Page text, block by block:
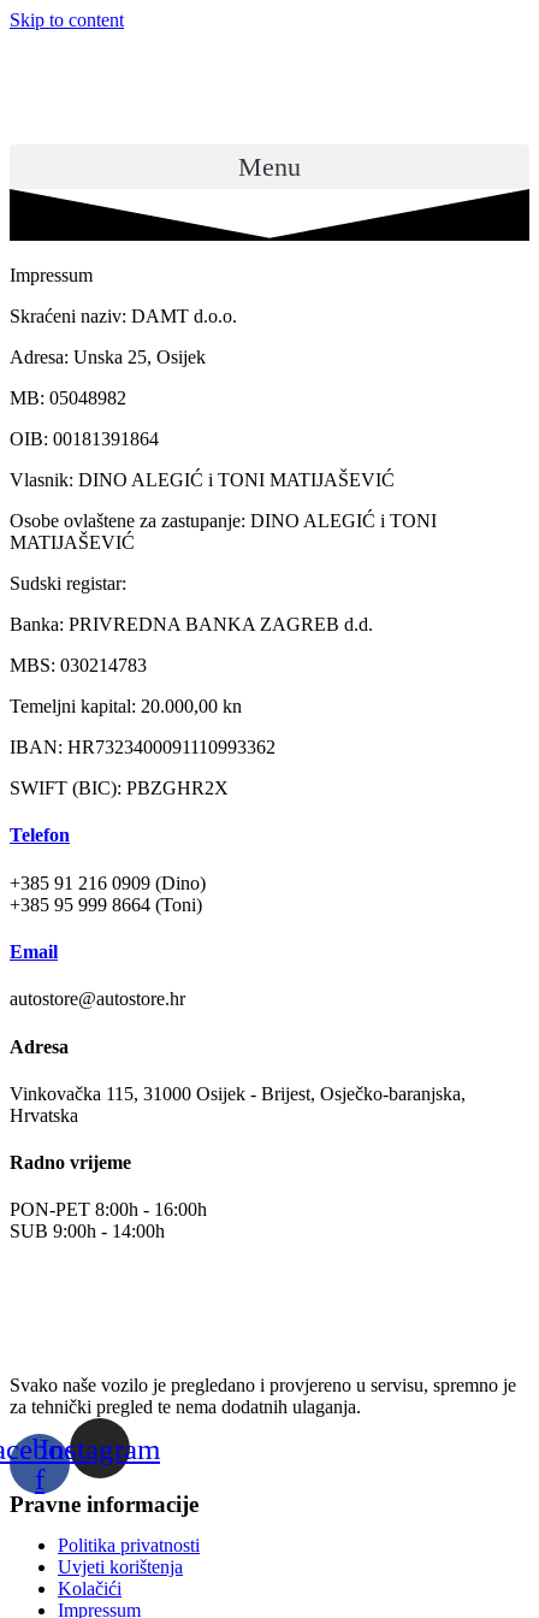
Skip to content
Menu
Impressum
Skraćeni naziv: DAMT d.o.o.
Adresa: Unska 25, Osijek
MB: 05048982
OIB: 00181391864
Vlasnik: DINO ALEGIĆ i TONI MATIJAŠEVIĆ
Osobe ovlaštene za zastupanje: DINO ALEGIĆ i TONI
MATIJAŠEVIĆ
Sudski registar:
Banka: PRIVREDNA BANKA ZAGREB d.d.
MBS: 030214783
Temeljni kapital: 20.000,00 kn
IBAN: HR7323400091110993362
SWIFT (BIC): PBZGHR2X
Telefon
+385 91 216 0909 (Dino)
+385 95 999 8664 (Toni)
Email
autostore@autostore.hr
Adresa
Vinkovačka 115, 31000 Osijek - Brijest, Osječko-baranjska,
Hrvatska
Radno vrijeme
PON-PET 8:00h - 16:00h
SUB 9:00h - 14:00h
Svako naše vozilo je pregledano i provjereno u servisu, spremno je
za tehnički pregled te nema dodatnih ulaganja.
f
Instagram
Pravne informacije
Politika privatnosti
Uvjeti korištenja
Kolačići
Impressum